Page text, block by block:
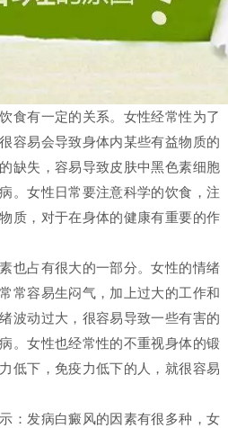
食有一定的关系。女性经常性为了
容易会导致身体内某些有益物质的
缺失，容易导致皮肤中黑色素细胞
。女性日常要注意科学的饮食，注
质，对于在身体的健康有重要的作
也占有很大的一部分。女性的情绪
常容易生闷气，加上过大的工作和
波动过大，很容易导致一些有害的
。女性也经常性的不重视身体的锻
低下，免疫力低下的人，就很容易
：发病白癜风的因素有很多种，女